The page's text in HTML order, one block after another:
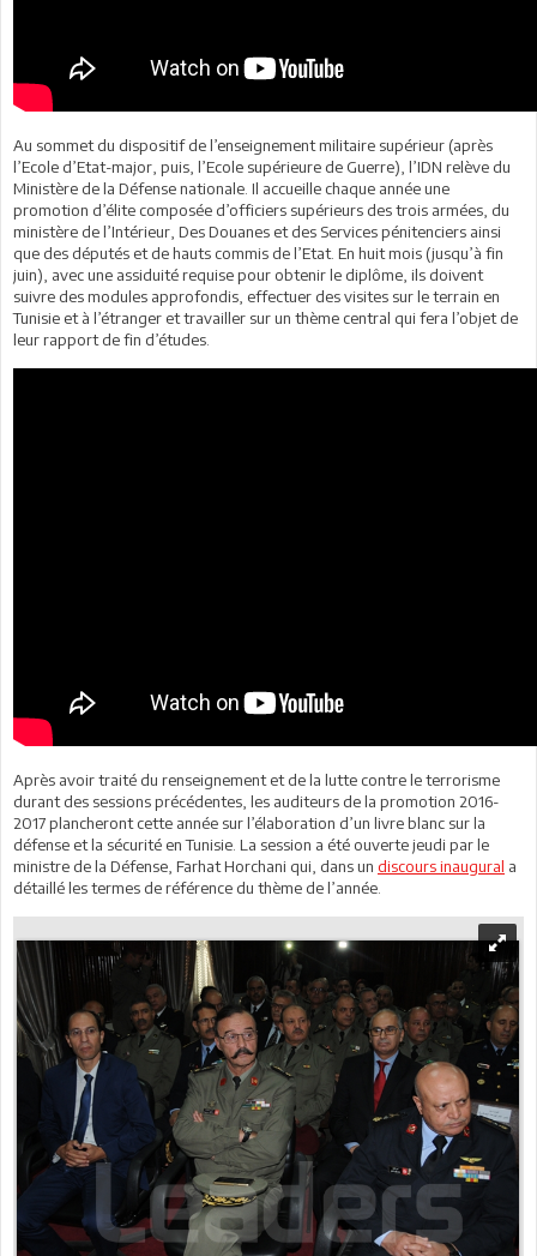
Au sommet du dispositif de l’enseignement militaire supérieur (après
l’Ecole d’Etat-major, puis, l’Ecole supérieure de Guerre), l’IDN relève du
Ministère de la Défense nationale. Il accueille chaque année une
promotion d’élite composée d’officiers supérieurs des trois armées, du
ministère de l’Intérieur, Des Douanes et des Services pénitenciers ainsi
que des députés et de hauts commis de l’Etat. En huit mois (jusqu’à fin
juin), avec une assiduité requise pour obtenir le diplôme, ils doivent
suivre des modules approfondis, effectuer des visites sur le terrain en
Tunisie et à l’étranger et travailler sur un thème central qui fera l’objet de
leur rapport de fin d’études.
Après avoir traité du renseignement et de la lutte contre le terrorisme
durant des sessions précédentes, les auditeurs de la promotion 2016-
2017 plancheront cette année sur l’élaboration d’un livre blanc sur la
défense et la sécurité en Tunisie. La session a été ouverte jeudi par le
ministre de la Défense, Farhat Horchani qui, dans un discours inaugural a
détaillé les termes de référence du thème de l’année.